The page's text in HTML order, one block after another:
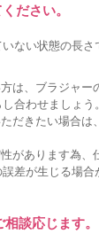
ださい。
ない状態の長さ
は、ブラジャー
合わせましょう。
だきたい場合は
があります為、
差が生じる場
談応じます。